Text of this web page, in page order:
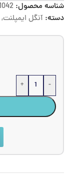
شناسه محصول:
دسته: آنگل ایمپلنت,
-
+